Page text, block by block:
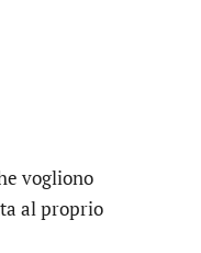
vogliono
al proprio